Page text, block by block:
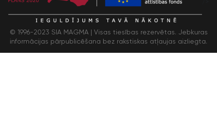
© 1996-2023 SIA MAGMA | Visas tiesības rezervētas. Jebkuras
informācijas pārpublicēšana bez rakstiskas atļaujas aizliegta.